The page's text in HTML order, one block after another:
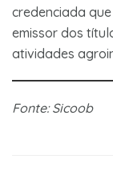
credenciada
emissor dos
atividades
Fonte: Sicoob